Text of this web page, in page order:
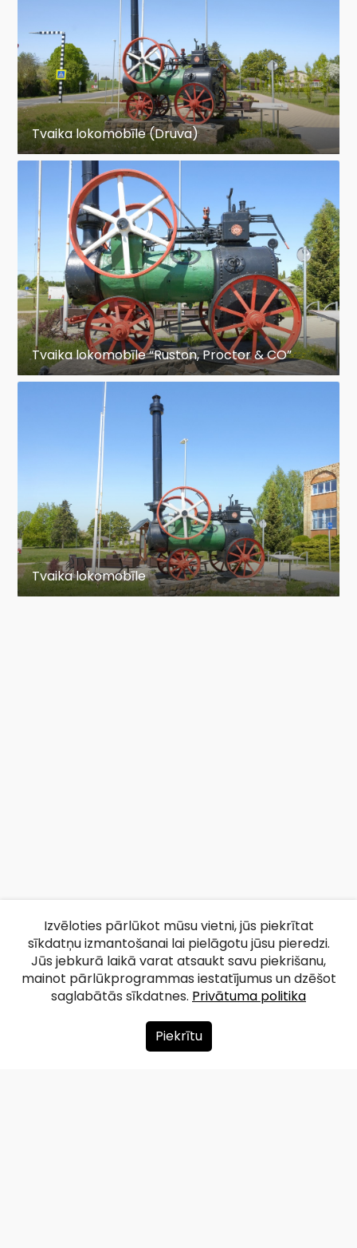
Tvaika lokomobīle (Druva)
Tvaika lokomobīle “Ruston, Proctor & CO”
Tvaika lokomobīle
Par mums
Izvēloties pārlūkot mūsu vietni, jūs piekrītat
sīkdatņu izmantošanai lai pielāgotu jūsu pieredzi.
Jūs jebkurā laikā varat atsaukt savu piekrišanu,
mainot pārlūkprogrammas iestatījumus un dzēšot
saglabātās sīkdatnes. Privātuma politika
Piekrītu